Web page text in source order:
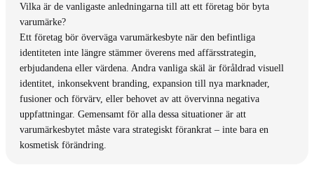
Vilka är de vanligaste anledningarna till att ett företag bör byta
varumärke?
Ett företag bör överväga varumärkesbyte när den befintliga
identiteten inte längre stämmer överens med affärsstrategin,
erbjudandena eller värdena. Andra vanliga skäl är föråldrad visuell
identitet, inkonsekvent branding, expansion till nya marknader,
fusioner och förvärv, eller behovet av att övervinna negativa
uppfattningar. Gemensamt för alla dessa situationer är att
varumärkesbytet måste vara strategiskt förankrat – inte bara en
kosmetisk förändring.